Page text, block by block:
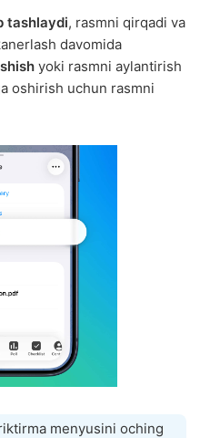
tashlaydi, rasmni qirqadi va
davomida
yoki rasmni aylantirish
oshirish uchun rasmni
menyusini oching